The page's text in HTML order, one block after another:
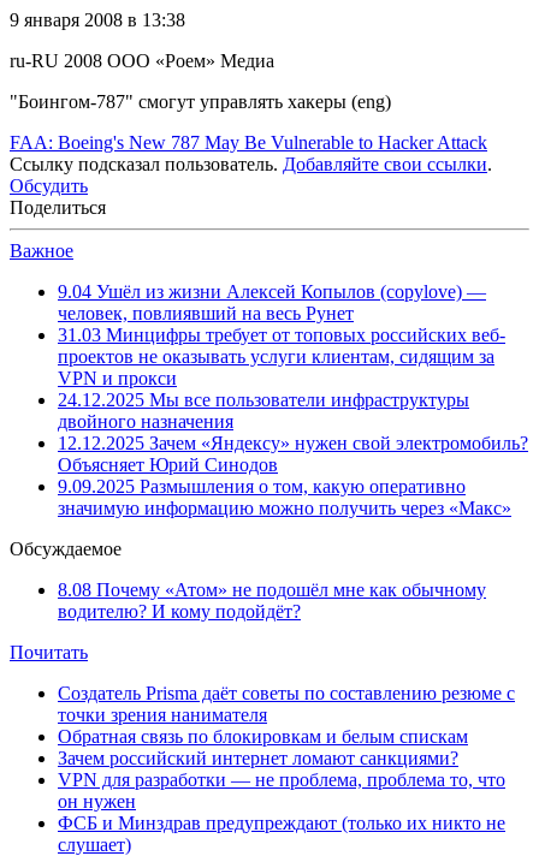
9 января 2008 в 13:38
ru-RU 2008 ООО «Роем» Медиа
"Боингом-787" смогут управлять хакеры (eng)
FAA: Boeing's New 787 May Be Vulnerable to Hacker Attack
Ссылку подсказал пользователь. Добавляйте свои ссылки.
Обсудить
Поделиться
Важное
9.04 Ушёл из жизни Алексей Копылов (copylove) —
человек, повлиявший на весь Рунет
31.03 Минцифры требует от топовых российских веб-
проектов не оказывать услуги клиентам, сидящим за
VPN и прокси
24.12.2025 Мы все пользователи инфраструктуры
двойного назначения
12.12.2025 Зачем «Яндексу» нужен свой электромобиль?
Объясняет Юрий Синодов
9.09.2025 Размышления о том, какую оперативно
значимую информацию можно получить через «Макс»
Обсуждаемое
8.08 Почему «Атом» не подошёл мне как обычному
водителю? И кому подойдёт?
Почитать
Создатель Prisma даёт советы по составлению резюме с
точки зрения нанимателя
Обратная связь по блокировкам и белым спискам
Зачем российский интернет ломают санкциями?
VPN для разработки — не проблема, проблема то, что
он нужен
ФСБ и Минздрав предупреждают (только их никто не
слушает)